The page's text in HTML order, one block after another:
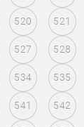
520 521
527 528
534 535
541 542